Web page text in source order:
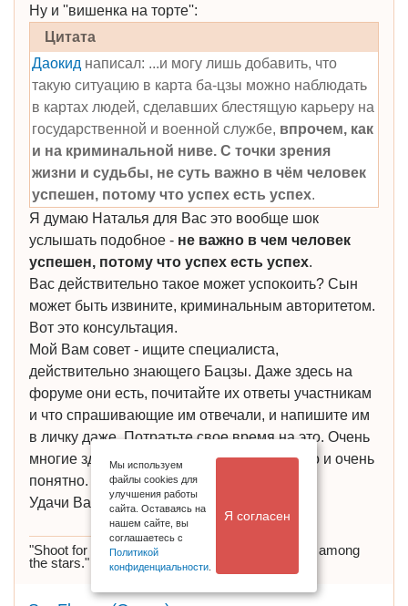
Ну и ''вишенка на торте'':
Цитата
Даокид написал: ...и могу лишь добавить, что
такую ситуацию в карта ба-цзы можно наблюдать
в картах людей, сделавших блестящую карьеру на
государственной и военной службе, впрочем, как
и на криминальной ниве. С точки зрения
жизни и судьбы, не суть важно в чём человек
успешен, потому что успех есть успех.
Я думаю Наталья для Вас это вообще шок
услышать подобное - не важно в чем человек
успешен, потому что успех есть успех.
Вас действительно такое может успокоить? Сын
может быть извините, криминальным авторитетом.
Вот это консультация.
Мой Вам совет - ищите специалиста,
действительно знающего Бацзы. Даже здесь на
форуме они есть, почитайте их ответы участникам
и что спрашивающие им отвечали, и напишите им
в личку даже. Потратьте свое время на это. Очень
многие здесь помогают отвечая бесплатно и очень
понятно.
Удачи Вам!
"Shoot for the Moon. Even if you miss you'll land among
the stars."
https://t.me/oxana_bazi
Мы используем
файлы cookies для
улучшения работы
сайта. Оставаясь на
нашем сайте, вы
соглашаетесь с
Политикой
конфиденциальности
Я согласен